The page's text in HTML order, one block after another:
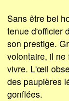
Sans être bel
tenue d'officier
son prestige.
volontaire, il ne
vivre. L'œil
des paupières
gonflées.